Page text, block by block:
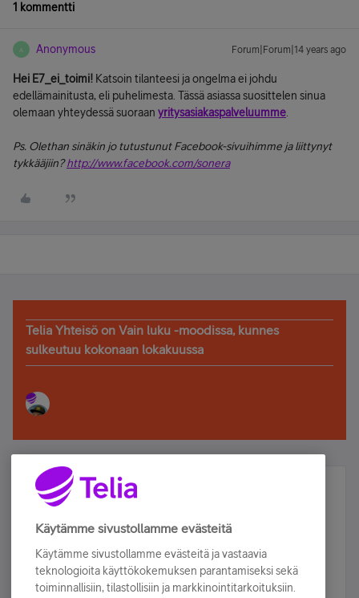
1 kommentti
A Anonymous Forum|Forum|14 years ago
Hei E7_ei_toimi! Katsoin tilanteesi ja ongelma ei johdu
edellämainitusta, eli puhelimesta. Tässä asiassa suosittelen sinua
olemaan yhteydessä suoraan yritysasiakaspalveluumme
Ps. Olethan sinäkin jo tutustunut Facebook-sivuihimme ja liittynyt
tykkääjiin?http://www.facebook.com/sonera
Telia Yhteisö on Vain luku -moodissa, kunnes
sulkeutuu kokonaan lokakuussa
Älä jää paitsi – osallistu ja voita!
Tilaa Telian uutiskirje ja olet mukana arvonnassa.
sähköpostiisi.
Käytämme sivustollamme evästeitä
Käytämme sivustollamme evästeitä ja vastaavia
teknologioita käyttökokemuksen parantamiseksi sekä
toiminnallisiin, tilastollisiin ja markkinointitarkoituksiin.